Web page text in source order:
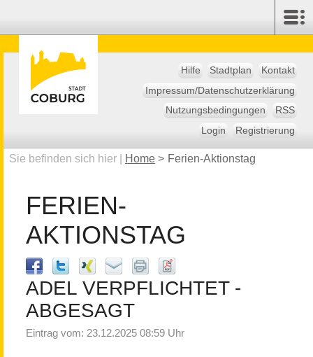
Hilfe Stadtplan
Kontakt
Impressum/Datenschutzerklärung
Nutzungsbedingungen
RSS
Login
Registrierung
Sie befinden sich hier | Home > Ferien-Aktionstag
FERIEN-
AKTIONSTAG
ADEL VERPFLICHTET -
ABGESAGT
Eintrag vom: 23.12.2025 08:59 Uhr